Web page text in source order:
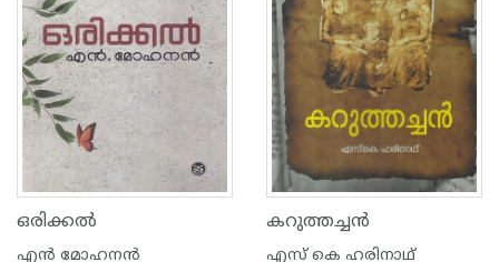
ഒരിക്കല്‍
എന്‍ മോഹനന്‍
കറുത്തച്ചന്‍
എസ് കെ ഹരിനാഥ്